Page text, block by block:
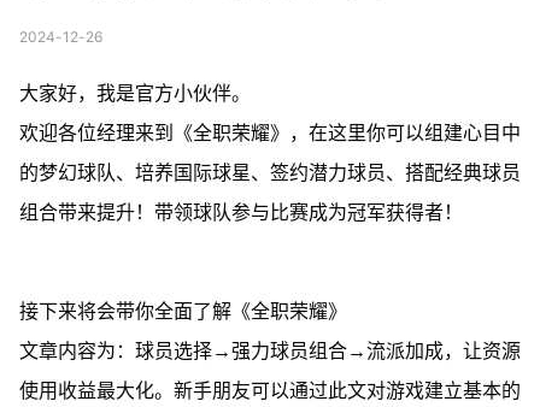
2024-12-26
大家好，我是官方小伙伴。
欢迎各位经理来到《全职荣耀》，在这里你可以组建心目中
的梦幻球队、培养国际球星、签约潜力球员、搭配经典球员
组合带来提升！带领球队参与比赛成为冠军获得者！
接下来将会带你全面了解《全职荣耀》
文章内容为：球员选择→强力球员组合→流派加成，让资源
使用收益最大化。新手朋友可以通过此文对游戏建立基本的